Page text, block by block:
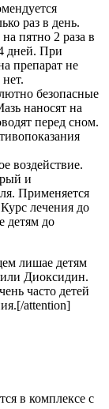
раз в день.
пятно 2 раза в
дней. При
препарат не
безопасные
наносят на
перед сном.
воздействие.
и
Применяется
лечения до
детям до
лишае детям
Диоксидин.
часто детей
attention]
в комплексе с